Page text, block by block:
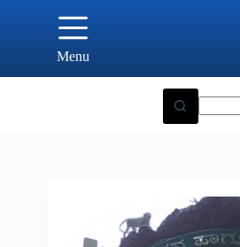
Menu